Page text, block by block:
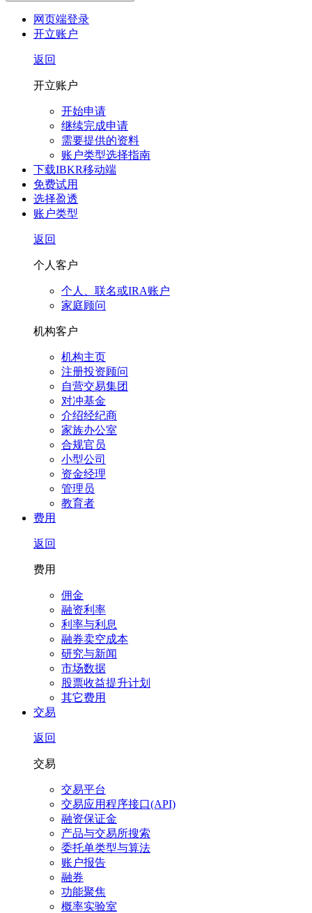
网页端登录
开立账户
返回
开立账户
开始申请
继续完成申请
需要提供的资料
账户类型选择指南
下载IBKR移动端
免费试用
选择盈透
账户类型
返回
个人客户
个人、联名或IRA账户
家庭顾问
机构客户
机构主页
注册投资顾问
自营交易集团
对冲基金
介绍经纪商
家族办公室
合规官员
小型公司
资金经理
管理员
教育者
费用
返回
费用
佣金
融资利率
利率与利息
融券卖空成本
研究与新闻
市场数据
股票收益提升计划
其它费用
交易
返回
交易
交易平台
交易应用程序接口(API)
融资保证金
产品与交易所搜索
委托单类型与算法
账户报告
融券
功能聚焦
概率实验室